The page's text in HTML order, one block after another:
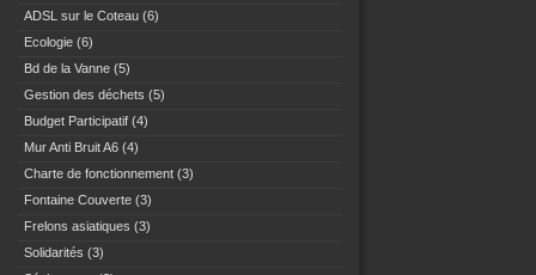
ADSL sur le Coteau (6)
Ecologie (6)
Bd de la Vanne (5)
Gestion des déchets (5)
Budget Participatif (4)
Mur Anti Bruit A6 (4)
Charte de fonctionnement (3)
Fontaine Couverte (3)
Frelons asiatiques (3)
Solidarités (3)